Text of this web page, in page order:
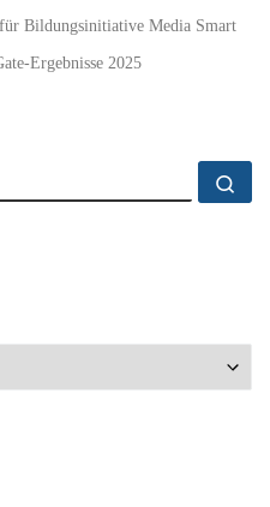
Bildungsinitiative Media Smart
Ergebnisse 2025